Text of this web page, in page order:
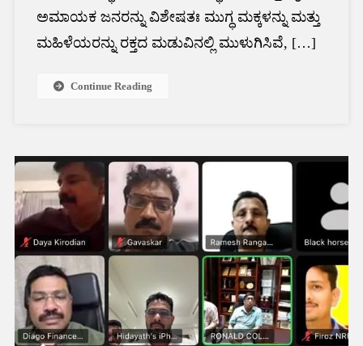
ಅಮಾಯಕ ಜನರನ್ನು ವಿಶೇಷತಃ ಮುಗ್ಧ ಮಕ್ಕಳನ್ನು ಮತ್ತು
ಮಹಿಳೆಯರನ್ನು ರಕ್ತದ ಮಡುವಿನಲ್ಲಿ ಮುಳುಗಿಸಿವೆ, […]
Continue Reading